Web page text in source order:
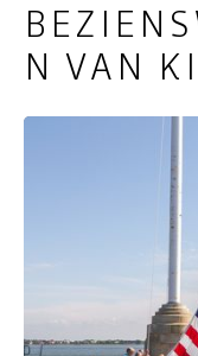
N VAN